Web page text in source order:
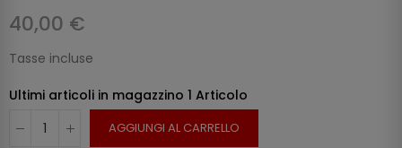
40,00 €
Tasse incluse
Ultimi articoli in magazzino 1 Articolo
AGGIUNGI AL CARRELLO